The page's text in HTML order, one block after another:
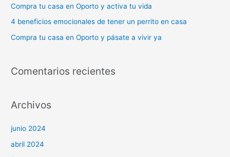
r
:
Compra tu casa en Oporto y activa tu vida
4 beneficios emocionales de tener un perrito en casa
Compra tu casa en Oporto y pásate a vivir ya
Comentarios recientes
Archivos
junio 2024
abril 2024